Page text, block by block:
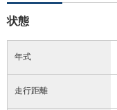
状態
年式
走行距離